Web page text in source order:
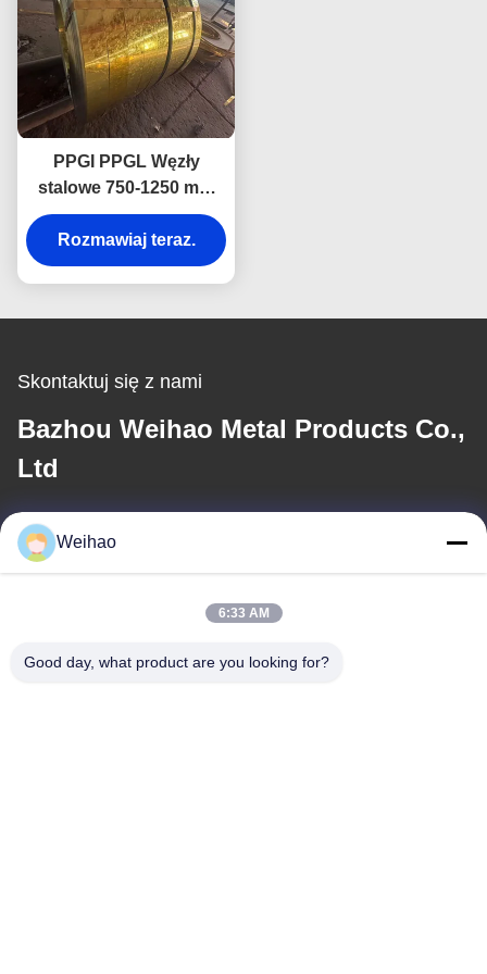
PPGI PPGL Węzły
stalowe 750-1250 mm
0,4 mm 0,5 mm z usługą
cięcia
Rozmawiaj teraz.
Skontaktuj się z nami
Bazhou Weihao Metal Products Co.,
Ltd
E-mail
408690175@qq.com
Nasz adres
Weihao
6:33 AM
Good day, what product are you looking for?